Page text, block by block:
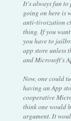
It's always fun
going on here is
anti-tivoization
thing. If you
you have to
app store unless
and Microsoft's
Now, one could
having an App
cooperative
think one would
argument. It